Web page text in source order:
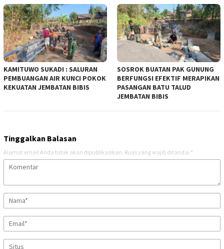
KAMITUWO SUKADI : SALURAN
PEMBUANGAN AIR KUNCI POKOK
KEKUATAN JEMBATAN BIBIS
SOSROK BUATAN PAK GUNUNG
BERFUNGSI EFEKTIF MERAPIKAN
PASANGAN BATU TALUD
JEMBATAN BIBIS
Tinggalkan Balasan
Alamat email Anda tidak akan dipublikasikan. Ruas yang wajib ditandai *